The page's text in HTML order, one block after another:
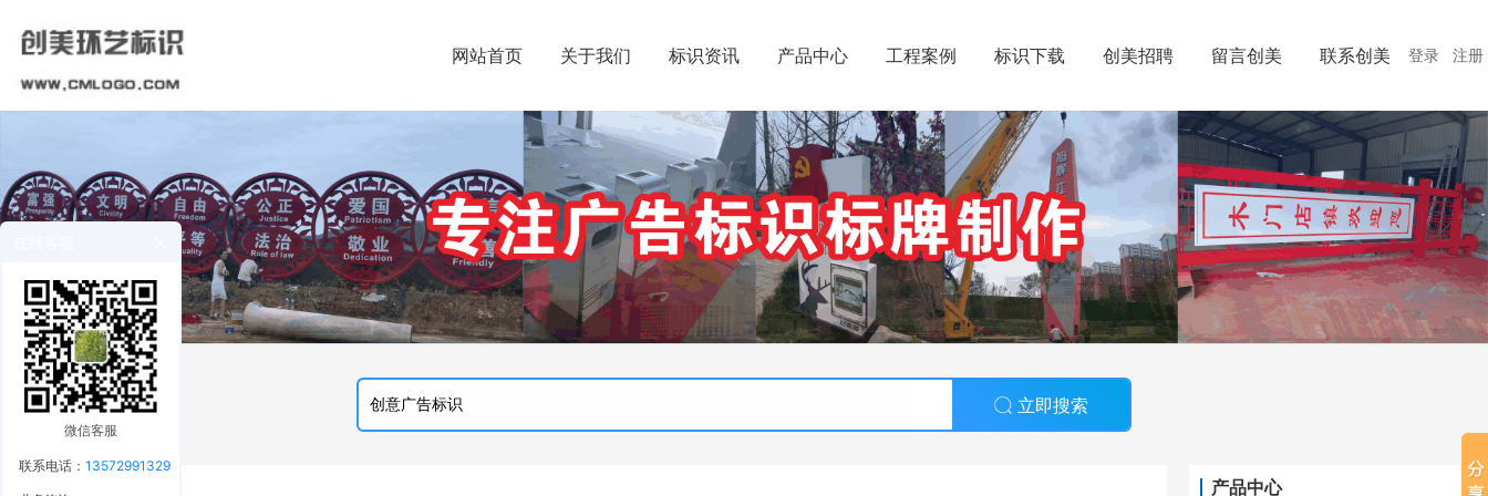
登录 注册
网站首页 关于我们 标识资讯 产品中心 工程案例 标识下载 创美招聘 留言创美 联系创美
立即搜索
产品中心
微信客服
联系电话：13572991329